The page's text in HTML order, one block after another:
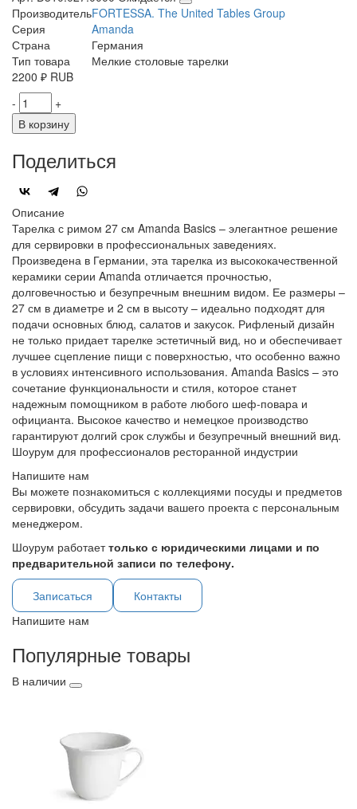
ПроизводительFORTESSA. The United Tables Group
Серия
Amanda
Страна
Германия
Тип товара
Мелкие столовые тарелки
2200 ₽ RUB
-
+
В корзину
Поделиться
Описание
Тарелка с римом 27 см Amanda Basics – элегантное решение
для сервировки в профессиональных заведениях.
Произведена в Германии, эта тарелка из высококачественной
керамики серии Amanda отличается прочностью,
долговечностью и безупречным внешним видом. Ее размеры –
27 см в диаметре и 2 см в высоту – идеально подходят для
подачи основных блюд, салатов и закусок. Рифленый дизайн
не только придает тарелке эстетичный вид, но и обеспечивает
лучшее сцепление пищи с поверхностью, что особенно важно
в условиях интенсивного использования. Amanda Basics – это
сочетание функциональности и стиля, которое станет
надежным помощником в работе любого шеф-повара и
официанта. Высокое качество и немецкое производство
гарантируют долгий срок службы и безупречный внешний вид.
Шоурум для профессионалов ресторанной индустрии
Напишите нам
Вы можете познакомиться с коллекциями посуды и предметов
сервировки, обсудить задачи вашего проекта с персональным
менеджером.
Шоурум работаеттолько с юридическими лицами и по
предварительной записи по телефону.
Записаться
Контакты
Напишите нам
Популярные товары
В наличии